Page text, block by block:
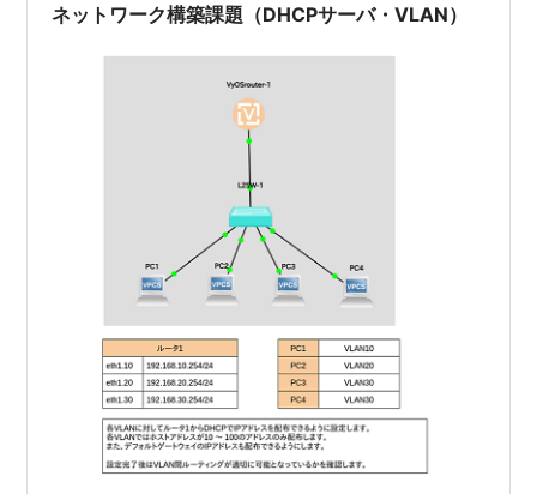
ネットワーク構築課題（DHCPサーバ・VLAN）